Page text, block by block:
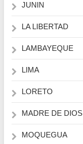
JUNIN
LA LIBERTAD
LAMBAYEQUE
LIMA
LORETO
MADRE DE DIOS
MOQUEGUA